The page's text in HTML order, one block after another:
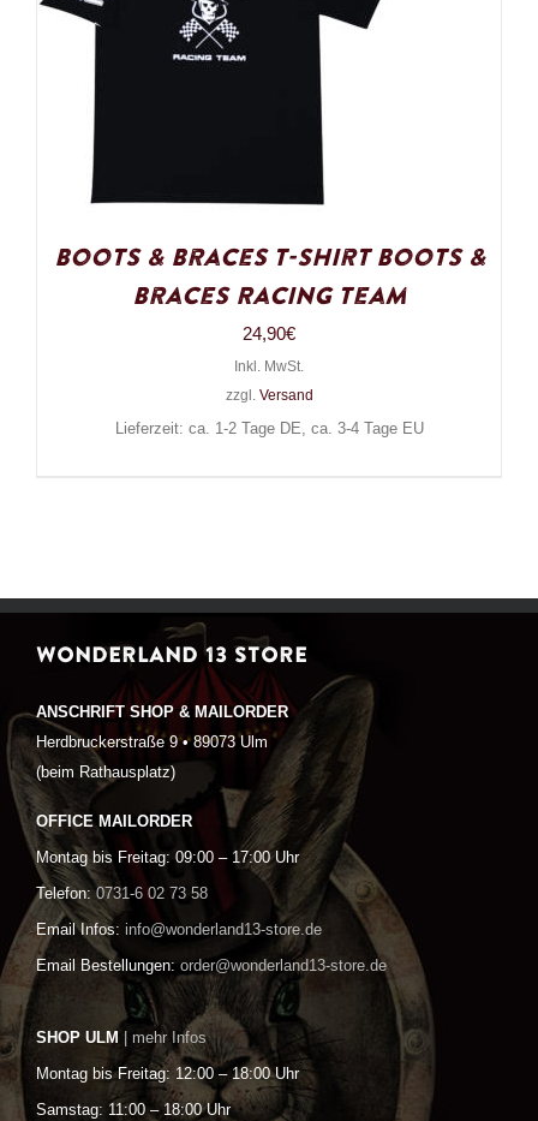
Boots & Braces T-Shirt Boots &
Braces Racing Team
24,90€
Inkl. MwSt.
zzgl. Versand
Lieferzeit: ca. 1-2 Tage DE, ca. 3-4 Tage EU
WONDERLAND 13 STORE
ANSCHRIFT SHOP & MAILORDER
Herdbruckerstraße 9 • 89073 Ulm
(beim Rathausplatz)
OFFICE MAILORDER
Montag bis Freitag: 09:00 – 17:00 Uhr
Telefon: 0731-6 02 73 58
Email Infos: info@wonderland13-store.de
Email Bestellungen: order@wonderland13-store.de
SHOP ULM | mehr Infos
Montag bis Freitag: 12:00 – 18:00 Uhr
Samstag: 11:00 – 18:00 Uhr